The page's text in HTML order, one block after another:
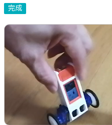
完成